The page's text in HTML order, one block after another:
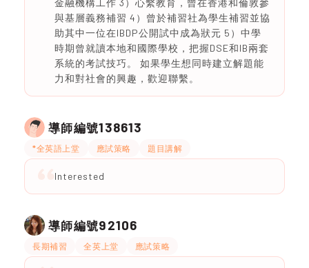
金融機構工作 3）心繫教育，曾在香港和倫敦參
與基層義務補習 4）曾於補習社為學生補習並協
助其中一位在IBDP公開試中成為狀元 5）中學
時期曾就讀本地和國際學校，把握DSE和IB兩套
系統的考試技巧。 如果學生想同時建立解題能
力和對社會的興趣，歡迎聯繫。
導師編號138613
*全英語上堂 應試策略 題目講解
Interested
導師編號92106
長期補習 全英上堂 應試策略